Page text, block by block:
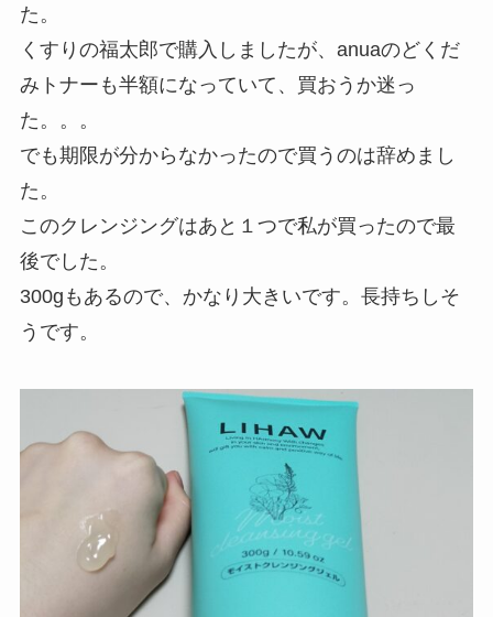
た。
くすりの福太郎で購入しましたが、anuaのどくだ
みトナーも半額になっていて、買おうか迷っ
た。。。
でも期限が分からなかったので買うのは辞めまし
た。
このクレンジングはあと１つで私が買ったので最
後でした。
300gもあるので、かなり大きいです。長持ちしそ
うです。